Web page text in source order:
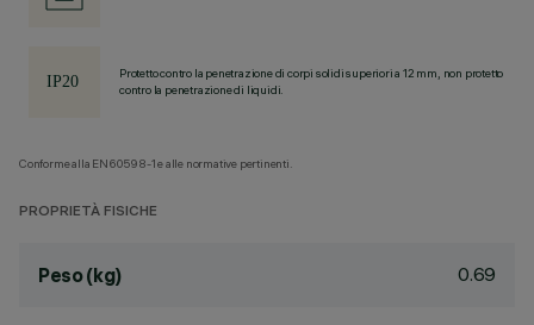
Protetto contro la penetrazione di corpi solidi superiori a 12 mm, non protetto
contro la penetrazione di liquidi.
Conforme alla EN60598-1 e alle normative pertinenti.
PROPRIETÀ FISICHE
Peso (kg) 0.69